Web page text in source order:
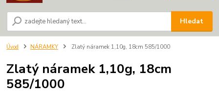
Hledat
Úvod NÁRAMKY Zlatý náramek 1,10g, 18cm 585/1000
Zlatý náramek 1,10g, 18cm
585/1000